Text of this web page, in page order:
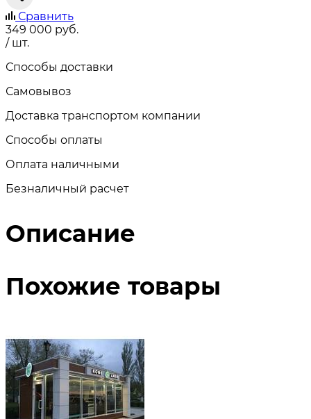
Сравнить
349 000 руб.
/ шт.
Способы доставки
Самовывоз
Доставка транспортом компании
Способы оплаты
Оплата наличными
Безналичный расчет
Описание
Похожие товары